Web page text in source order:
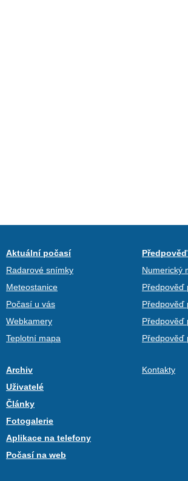
Aktuální počasí
Radarové snímky
Meteostanice
Počasí u vás
Webkamery
Teplotní mapa
Numerický
Předpověď
Předpověď
Předpověď
Předpověď
Archiv
Uživatelé
Články
Fotogalerie
Aplikace na telefony
Počasí na web
Kontakty